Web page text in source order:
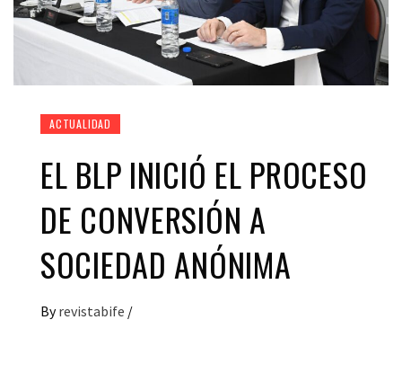
ACTUALIDAD
EL BLP INICIÓ EL PROCESO
DE CONVERSIÓN A
SOCIEDAD ANÓNIMA
By revistabife /